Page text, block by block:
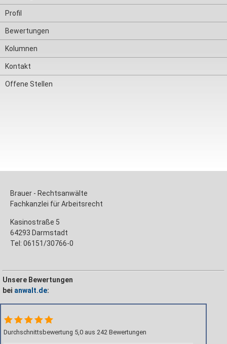
Profil
Bewertungen
Kolumnen
Kontakt
Offene Stellen
Brauer - Rechtsanwälte
Fachkanzlei für Arbeitsrecht
Kasinostraße 5
64293 Darmstadt
Tel: 06151/30766-0
Unsere Bewertungen
bei anwalt.de:
Durchschnittsbewertung 5,0 aus 242 Bewertungen